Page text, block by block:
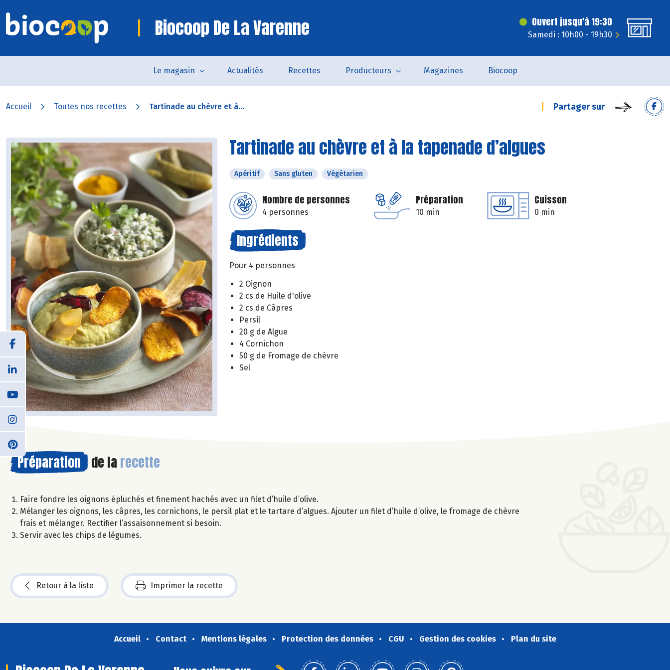
Biocoop De La Varenne Ouvert jusqu'à 19:30
Samedi : 10h00 - 19h30
Le magasin Actualités Recettes Producteurs Magazines Biocoop
Accueil Toutes nos recettes Tartinade au chèvre et à... Partager sur
Tartinade au chèvre et à la tapenade d’algues
Apéritif Sans gluten Végétarien
Nombre de personnes
4 personnes
Préparation
10 min
Cuisson
0 min
Ingrédients
Pour 4 personnes
2 Oignon
2 cs de Huile d'olive
2 cs de Câpres
Persil
20 g de Algue
4 Cornichon
50 g de Fromage de chèvre
Sel
Préparation de la recette
Faire fondre les oignons épluchés et finement hachés avec un filet d’huile d’olive.
Mélanger les oignons, les câpres, les cornichons, le persil plat et le tartare d’algues. Ajouter un filet d’huile d’olive, le fromage de chèvre
frais et mélanger. Rectifier l’assaisonnement si besoin.
Servir avec les chips de légumes.
Retour à la liste Imprimer la recette
Accueil Contact Mentions légales Protection des données CGU Gestion des cookies Plan du site